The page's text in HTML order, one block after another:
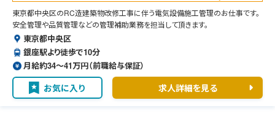
東京都中央区のRC造建築物改修工事に伴う電気設備施工管理のお仕事です。
安全管理や品質管理などの管理補助業務を担当して頂きます。
東京都中央区
銀座駅より徒歩で10分
月給約34〜41万円（前職給与保証）
お気に入り 求人詳細を見る